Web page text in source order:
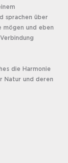
sprachen über
mögen und eben
die Harmonie
Natur und deren